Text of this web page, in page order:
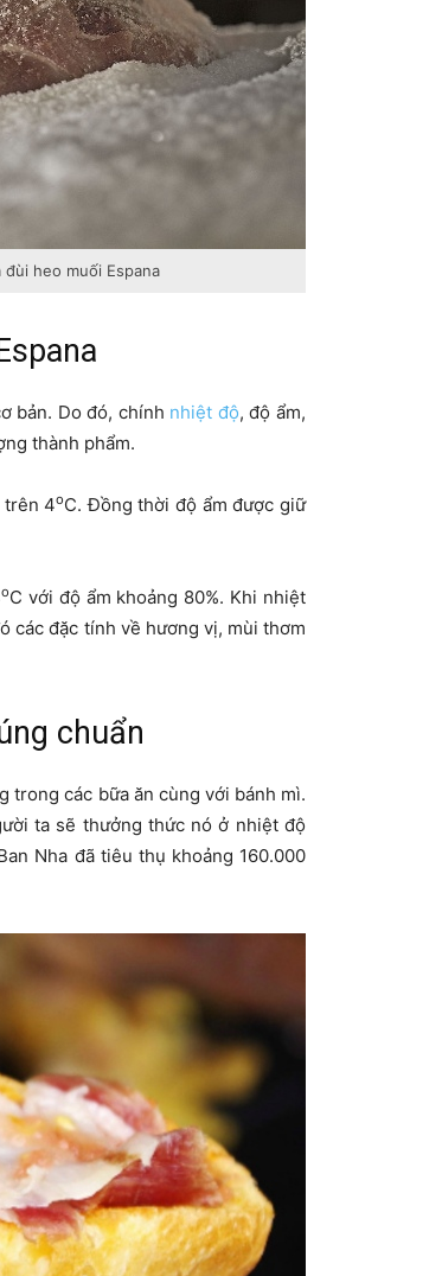
heo muối Espana
bản. Do đó, chính nhiệt độ, độ ẩm,
thành phẩm.
trên 4oC. Đồng thời độ ẩm được giữ
oC với độ ẩm khoảng 80%. Khi nhiệt
các đặc tính về hương vị, mùi thơm
chuẩn
trong các bữa ăn cùng với bánh mì.
ta sẽ thưởng thức nó ở nhiệt độ
Nha đã tiêu thụ khoảng 160.000